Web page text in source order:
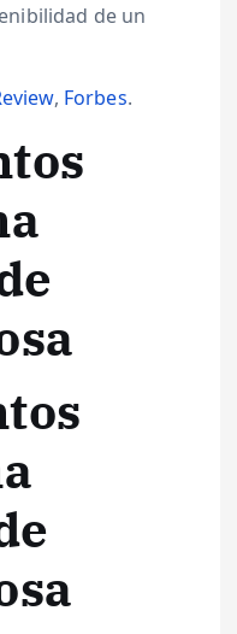
de un
, Forbes.